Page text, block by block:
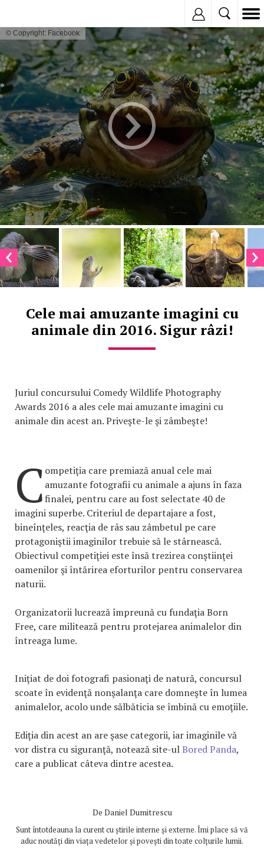
© Copyright: Facebook
Cele mai amuzante imagini cu
animale din 2016. Sigur râzi!
Juriul concursului Comedy Wildlife Photography
Awards 2016 a ales cele mai amuzante imagini cu
animale din acest an. Priveşte-le şi zâmbeşte!
C ompetiţia care premiază anual cele mai
amuzante fotografii cu animale a ajuns în faza
finalei, pentru care au fost selectate 40 de
imagini superbe. Criteriul de departajare a fost,
bineînţeles, reacţia de râs sau zâmbetul pe care
protagoniştii imaginilor trebuie să le stârnească.
Obiectivul competiţiei este însă trezirea conştiinţei
oamenilor şi întărirea eforturilor pentru conservarea
naturii.
Organizatorii lucrează împreună cu fundaţia Born
Free, care militează pentru protejarea animalelor din
întreaga lume.
Iniţiat de doi fotografi pasionaţi de natură, concursul
scoate în evidenţă nonşalanţa care domneşte în lumea
animalelor, acolo unde sălbăticia se îmbină cu emoţiile.
Ediţia din acest an are şase categorii, iar imaginile vă
vor distra cu siguranţă, notează site-ulBored Panda,
care a publicat câteva dintre acestea.
De Daniel Dumitrescu
Sunt întotdeauna la curent cu știrile interne și externe. Îmi place să vă
aduc noutăți din viața vedetelor și povești din toate colțurile lumii.